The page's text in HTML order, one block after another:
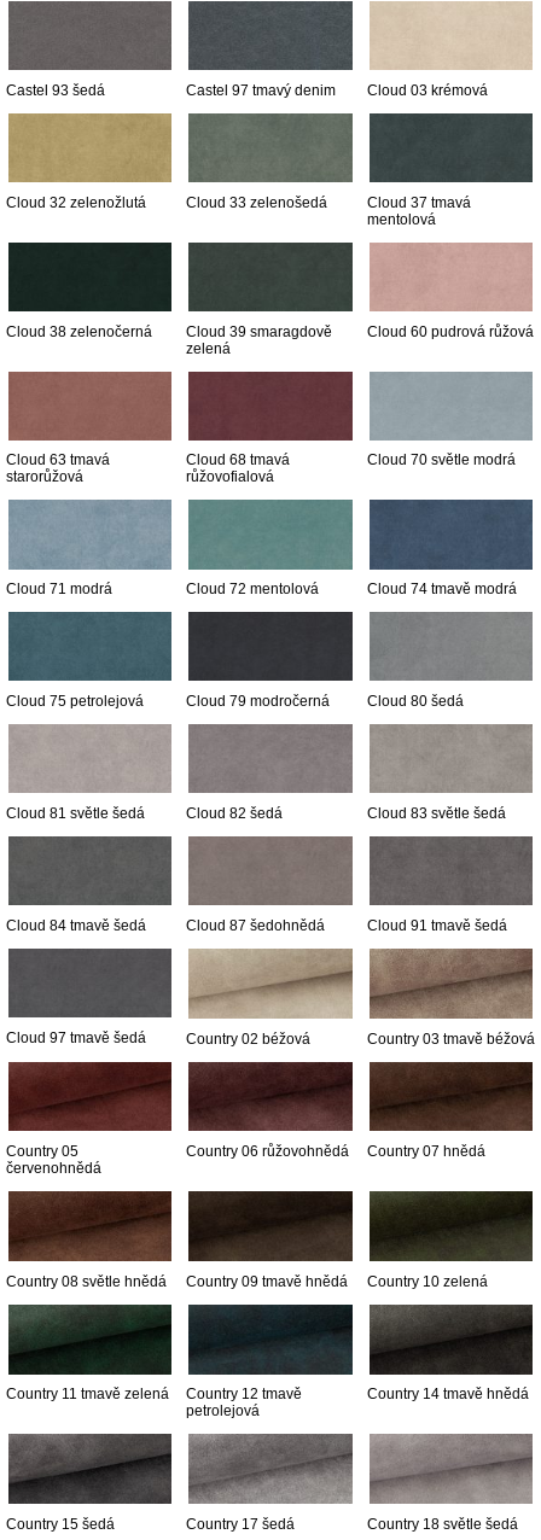
Castel 93 šedá Castel 97 tmavý denim Cloud 03 krémová
Cloud 32 zelenožlutá Cloud 33 zelenošedá
Cloud 37 tmavá
mentolová
Cloud 38 zelenočerná
Cloud 39 smaragdově
zelená
Cloud 60 pudrová růžová
Cloud 63 tmavá
starorůžová
Cloud 68 tmavá
růžovofialová
Cloud 70 světle modrá
Cloud 71 modrá Cloud 72 mentolová Cloud 74 tmavě modrá
Cloud 75 petrolejová Cloud 79 modročerná Cloud 80 šedá
Cloud 81 světle šedá Cloud 82 šedá Cloud 83 světle šedá
Cloud 84 tmavě šedá Cloud 87 šedohnědá Cloud 91 tmavě šedá
Cloud 97 tmavě šedá Country 02 béžová Country 03 tmavě béžová
Country 05
červenohnědá
Country 06 růžovohnědá Country 07 hnědá
Country 08 světle hnědá Country 09 tmavě hnědá Country 10 zelená
Country 11 tmavě zelená
Country 12 tmavě
petrolejová
Country 14 tmavě hnědá
Country 15 šedá Country 17 šedá Country 18 světle šedá